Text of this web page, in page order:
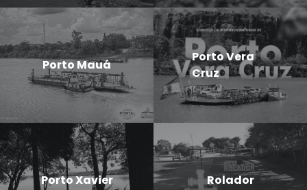
Porto Mauá
Porto Vera
Cruz
Porto Xavier Rolador